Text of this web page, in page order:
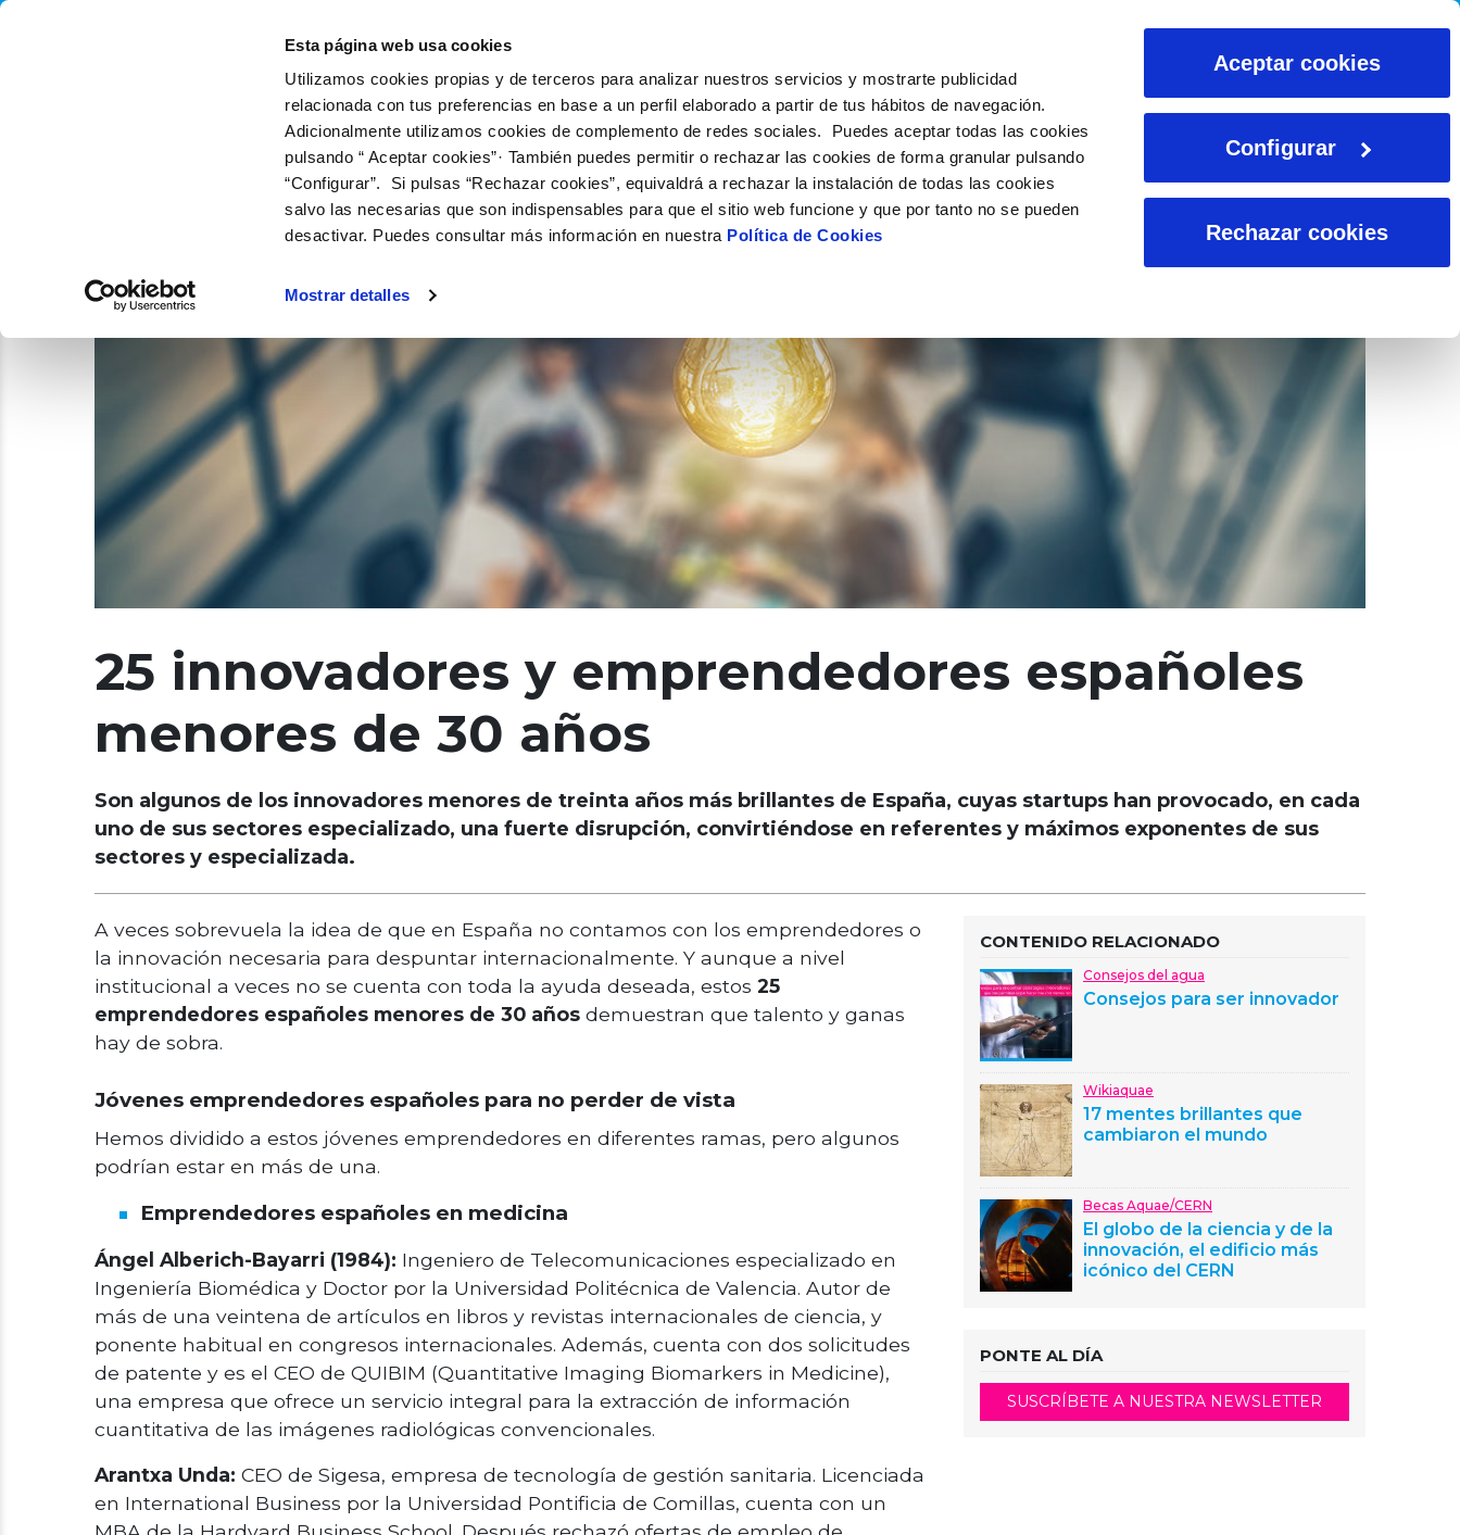
Esta página web usa cookies
Utilizamos cookies propias y de terceros para analizar nuestros servicios y mostrarte publicidad
relacionada con tus preferencias en base a un perfil elaborado a partir de tus hábitos de navegación.
Adicionalmente utilizamos cookies de complemento de redes sociales. Puedes aceptar todas las cookies
pulsando “ Aceptar cookies”· También puedes permitir o rechazar las cookies de forma granular pulsando
“Configurar”. Si pulsas “Rechazar cookies”, equivaldrá a rechazar la instalación de todas las cookies
salvo las necesarias que son indispensables para que el sitio web funcione y que por tanto no se pueden
desactivar. Puedes consultar más información en nuestra Política de Cookies
Mostrar detalles
Aceptar cookies
Configurar
Rechazar cookies
QUIÉNES SOMOS QUÉ HACEMOS
25 innovadores y emprendedores españoles
menores de 30 años
Son algunos de los innovadores menores de treinta años más brillantes de España, cuyas startups han provocado, en cada
uno de sus sectores especializado, una fuerte disrupción, convirtiéndose en referentes y máximos exponentes de sus
sectores y especializada.
A veces sobrevuela la idea de que en España no contamos con los emprendedores o
la innovación necesaria para despuntar internacionalmente. Y aunque a nivel
institucional a veces no se cuenta con toda la ayuda deseada, estos 25
emprendedores españoles menores de 30 años demuestran que talento y ganas
hay de sobra.
Jóvenes emprendedores españoles para no perder de vista
Hemos dividido a estos jóvenes emprendedores en diferentes ramas, pero algunos
podrían estar en más de una.
Emprendedores españoles en medicina
Ángel Alberich-Bayarri (1984): Ingeniero de Telecomunicaciones especializado en
Ingeniería Biomédica y Doctor por la Universidad Politécnica de Valencia. Autor de
más de una veintena de artículos en libros y revistas internacionales de ciencia, y
ponente habitual en congresos internacionales. Además, cuenta con dos solicitudes
de patente y es el CEO de QUIBIM (Quantitative Imaging Biomarkers in Medicine),
una empresa que ofrece un servicio integral para la extracción de información
cuantitativa de las imágenes radiológicas convencionales.
Arantxa Unda: CEO de Sigesa, empresa de tecnología de gestión sanitaria. Licenciada
en International Business por la Universidad Pontificia de Comillas, cuenta con un
CONTENIDO RELACIONADO
Consejos del agua
Consejos para ser innovador
Wikiaquae
17 mentes brillantes que
cambiaron el mundo
Becas Aquae/CERN
El globo de la ciencia y de la
innovación, el edificio más
icónico del CERN
PONTE AL DÍA
SUSCRÍBETE A NUESTRA NEWSLETTER